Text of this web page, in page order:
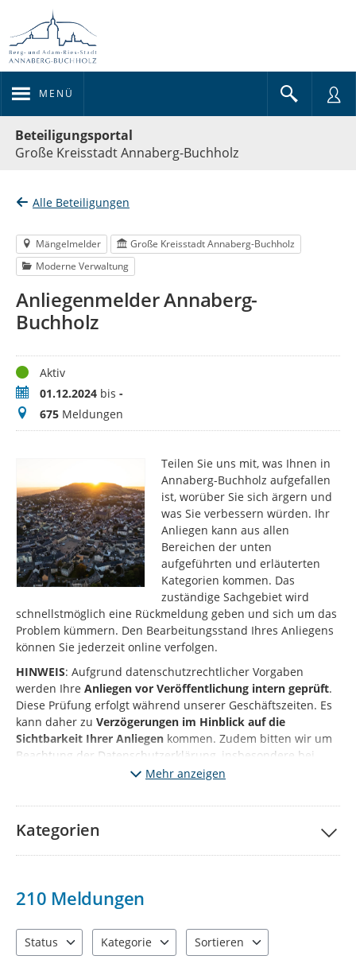
MENÜ
Beteiligungsportal
Große Kreisstadt Annaberg-Buchholz
Alle Beteiligungen
Mängelmelder
Große Kreisstadt Annaberg-Buchholz
Moderne Verwaltung
Anliegenmelder Annaberg-
Buchholz
StatusAktiv
Zeitraum01.12.2024 bis -
Meldungen
675 Meldungen
Teilen Sie uns mit, was Ihnen in
Annaberg-Buchholz aufgefallen
ist, worüber Sie sich ärgern und
was Sie verbessern würden. Ihr
Anliegen kann aus allen
Bereichen der unten
aufgeführten und erläuterten
Kategorien kommen. Das
zuständige Sachgebiet wird
schnellstmöglich eine Rückmeldung geben und sich um das
Problem kümmern. Den Bearbeitungsstand Ihres Anliegens
können Sie jederzeit online verfolgen.
HINWEIS: Aufgrund datenschutzrechtlicher Vorgaben
werden Ihre Anliegen vor Veröffentlichung intern geprüft.
Diese Prüfung erfolgt während unserer Geschäftszeiten. Es
kann daher zu Verzögerungen im Hinblick auf die
Sichtbarkeit Ihrer Anliegen kommen. Zudem bitten wir um
Beachtung der Datenschutzerklärung, insbesondere bei
Angaben personenbezogener Daten sowie Fotonachweisen.
Mehr anzeigen
Kategorien
210 Meldungen
Status
Kategorie
Sortieren